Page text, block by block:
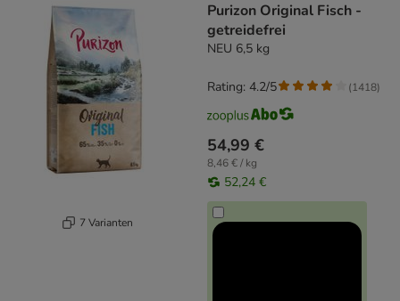
7 Varianten
Purizon Original Fisch -
getreidefrei
NEU 6,5 kg
54,99 €
8,46 € / kg
52,24 €
Rating: 4.2/5 (1418)